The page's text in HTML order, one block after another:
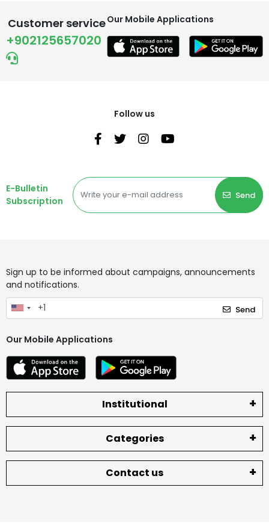
Customer service
+902125657020
Our Mobile Applications
Follow us
E-Bulletin
Subscription
Send
Sign up to be informed about campaigns, announcements
and notifications.
Send
Our Mobile Applications
Institutional
Categories
Contact us